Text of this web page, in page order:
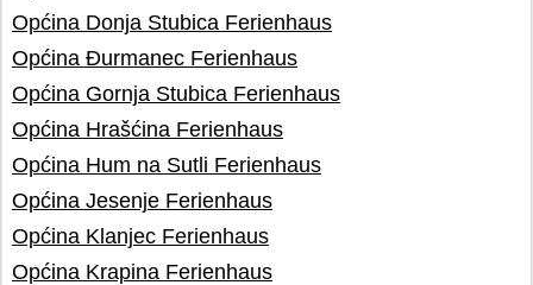
Općina Donja Stubica Ferienhaus
Općina Đurmanec Ferienhaus
Općina Gornja Stubica Ferienhaus
Općina Hrašćina Ferienhaus
Općina Hum na Sutli Ferienhaus
Općina Jesenje Ferienhaus
Općina Klanjec Ferienhaus
Općina Krapina Ferienhaus